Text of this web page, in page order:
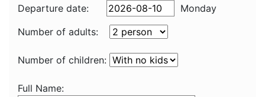
Departure date:
Monday
Number of adults:
Number of children:
Full Name: